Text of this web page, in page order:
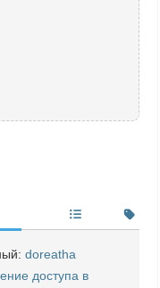
doreatha
доступа в